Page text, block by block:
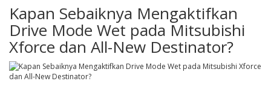
CAREERS
CONTACT
US
Kapan Sebaiknya Mengaktifkan
Drive Mode Wet pada Mitsubishi
Xforce dan All-New Destinator?